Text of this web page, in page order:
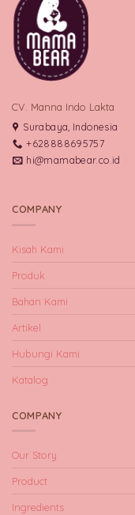
CV. Manna Indo Lakta
Surabaya, Indonesia
+628888695757
hi@mamabear.co.id
COMPANY
Kisah Kami
Produk
Bahan Kami
Artikel
Hubungi Kami
Katalog
COMPANY
Our Story
Product
Ingredients